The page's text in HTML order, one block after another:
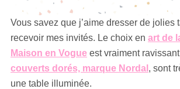
Vous savez que j’aime dresser de jolies
recevoir mes invités. Le choix en art de
Maison en Vogue est vraiment
couverts dorés, marque Nordal , sont
une table illuminée.